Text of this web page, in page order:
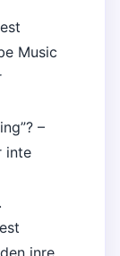
Music
–
inte